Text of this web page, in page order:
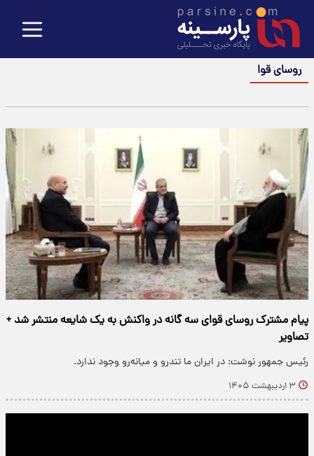
روسای قوا
پیام مشترک روسای قوای سه گانه در واکنش به یک شایعه منتشر شد +
تصاویر
رئیس جمهور نوشت: در ایران ما تندرو و میانه‌رو وجود ندارد.
۳ اردیبهشت ۱۴۰۵